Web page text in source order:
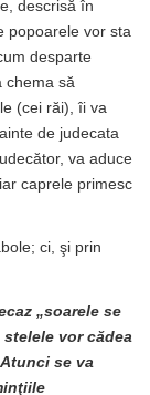
descrisă în
popoarele vor sta
desparte
chema să
(cei răi), îi va
de judecata
va aduce
caprele primesc
ci, şi prin
„soarele se
vor cădea
se va